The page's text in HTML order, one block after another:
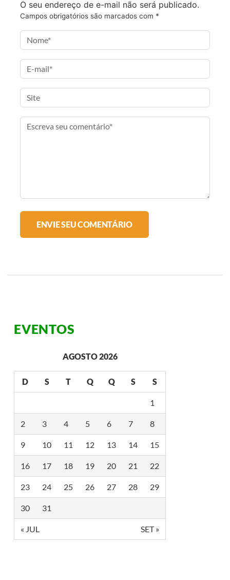
b
o
o
k
t
e
r
a
g
r
a
i
l
O seu endereço de e-mail não será publicado.
Campos obrigatórios são marcados com *
EVENTOS
AGOSTO 2026
D S T Q Q S S
1
2 3 4 5 6 7 8
9 10 11 12 13 14 15
16 17 18 19 20 21 22
23 24 25 26 27 28 29
30 31
« JUL SET »